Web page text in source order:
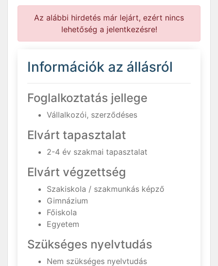
Az alábbi hirdetés már lejárt, ezért nincs
lehetőség a jelentkezésre!
Információk az állásról
Foglalkoztatás jellege
Vállalkozói, szerződéses
Elvárt tapasztalat
2-4 év szakmai tapasztalat
Elvárt végzettség
Szakiskola / szakmunkás képző
Gimnázium
Főiskola
Egyetem
Szükséges nyelvtudás
Nem szükséges nyelvtudás